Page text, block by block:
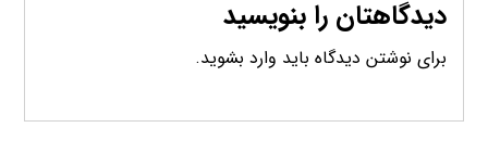
دیدگاهتان را بنویسید
برای نوشتن دیدگاه باید وارد بشوید.